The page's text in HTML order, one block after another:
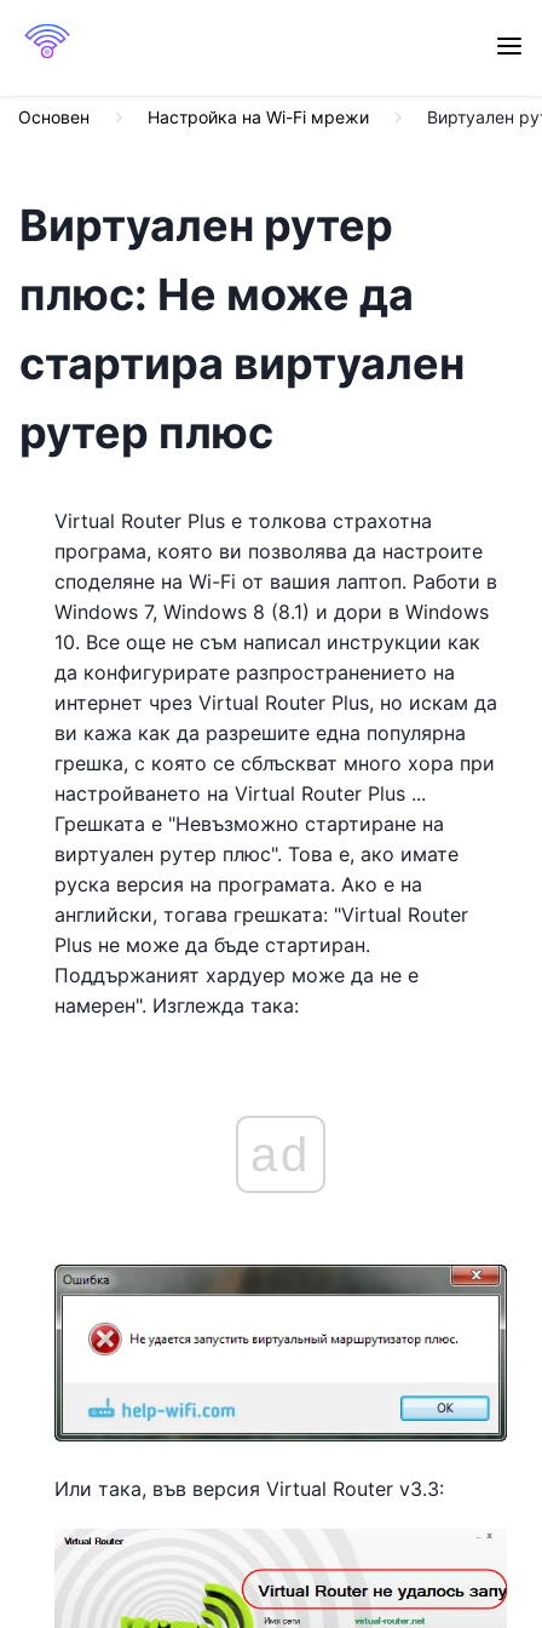
Основен Настройка на Wi-Fi мрежи Виртуален
Виртуален рутер
плюс: Не може да
стартира виртуален
рутер плюс
Virtual Router Plus е толкова страхотна
програма, която ви позволява да настроите
споделяне на Wi-Fi от вашия лаптоп. Работи в
Windows 7, Windows 8 (8.1) и дори в Windows
10. Все още не съм написал инструкции как
да конфигурирате разпространението на
интернет чрез Virtual Router Plus, но искам да
ви кажа как да разрешите една популярна
грешка, с която се сблъскват много хора при
настройването на Virtual Router Plus ...
Грешката е "Невъзможно стартиране на
виртуален рутер плюс". Това е, ако имате
руска версия на програмата. Ако е на
английски, тогава грешката: "Virtual Router
Plus не може да бъде стартиран.
Поддържаният хардуер може да не е
намерен". Изглежда така:
ad
Или така, във версия Virtual Router v3.3: